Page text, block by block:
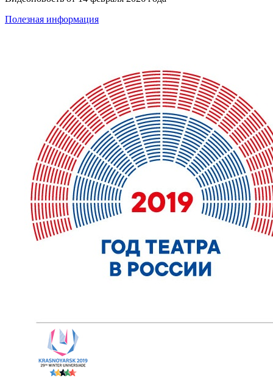
Полезная информация